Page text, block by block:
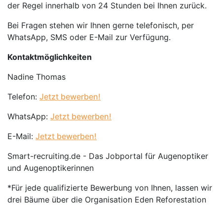
der Regel innerhalb von 24 Stunden bei Ihnen zurück.
Bei Fragen stehen wir Ihnen gerne telefonisch, per
WhatsApp, SMS oder E-Mail zur Verfügung.
Kontaktmöglichkeiten
Nadine Thomas
Telefon: Jetzt bewerben!
WhatsApp: Jetzt bewerben!
E-Mail: Jetzt bewerben!
Smart-recruiting.de - Das Jobportal für Augenoptiker
und Augenoptikerinnen
*Für jede qualifizierte Bewerbung von Ihnen, lassen wir
drei Bäume über die Organisation Eden Reforestation